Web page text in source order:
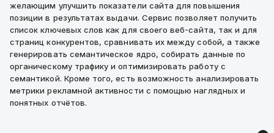
желающим улучшить показатели сайта для повышения
позиции в результатах выдачи. Сервис позволяет получить
список ключевых слов как для своего веб-сайта, так и для
страниц конкурентов, сравнивать их между собой, а также
генерировать семантическое ядро, собирать данные по
органическому трафику и оптимизировать работу с
семантикой. Кроме того, есть возможность анализировать
метрики рекламной активности с помощью наглядных и
понятных отчётов.